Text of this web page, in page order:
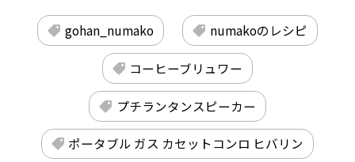
gohan_numako numakoのレシピ
コーヒーブリュワー
プチランタンスピーカー
ポータブル ガス カセットコンロ ヒバリン